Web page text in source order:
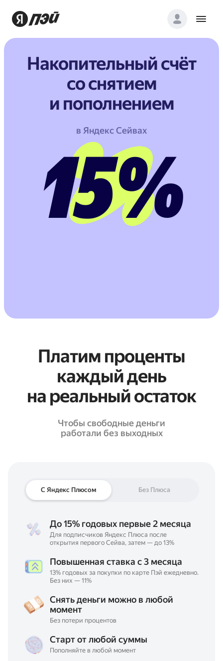
Накопительный счёт
со снятием
и пополнением
в Яндекс Сейвах
15%
Платим проценты
каждый день
на реальный остаток
Чтобы свободные деньги
работали без выходных
С Яндекс Плюсом Без Плюса
До15% годовых первые 2 месяца
Для подписчиков Яндекс Плюса после
открытия первого Сейва, затем — до 13%
Повышенная ставка с 3 месяца
13% годовых за покупки по карте Пэй ежедневно.
Без них — 11%
Снять деньги можно в любой
момент
Без потери процентов
Старт от любой суммы
Пополняйте в любой момент